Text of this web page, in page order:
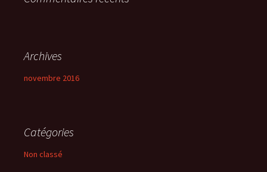
Archives
novembre 2016
Catégories
Non classé